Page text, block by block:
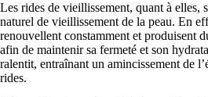
Les rides de vieillissement, quant à elles,
naturel de vieillissement de la peau. En
renouvellent constamment et produisent
afin de maintenir sa fermeté et son
ralentit, entraînant un amincissement de
rides.